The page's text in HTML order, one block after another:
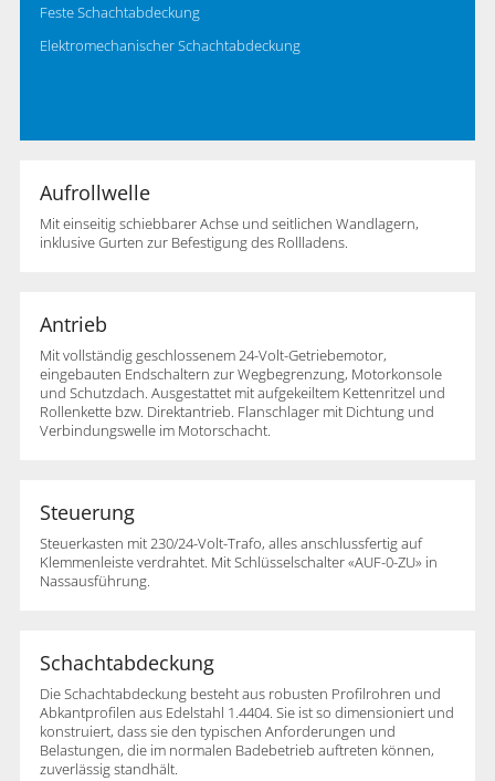
Feste Schachtabdeckung
Elektromechanischer Schachtabdeckung
Aufrollwelle
Mit einseitig schiebbarer Achse und seitlichen Wandlagern,
inklusive Gurten zur Befestigung des Rollladens.
Antrieb
Mit vollständig geschlossenem 24-Volt-Getriebemotor,
eingebauten Endschaltern zur Wegbegrenzung, Motorkonsole
und Schutzdach. Ausgestattet mit aufgekeiltem Kettenritzel und
Rollenkette bzw. Direktantrieb. Flanschlager mit Dichtung und
Verbindungswelle im Motorschacht.
Steuerung
Steuerkasten mit 230/24-Volt-Trafo, alles anschlussfertig auf
Klemmenleiste verdrahtet. Mit Schlüsselschalter «AUF-0-ZU» in
Nassausführung.
Schachtabdeckung
Die Schachtabdeckung besteht aus robusten Profilrohren und
Abkantprofilen aus Edelstahl 1.4404. Sie ist so dimensioniert und
konstruiert, dass sie den typischen Anforderungen und
Belastungen, die im normalen Badebetrieb auftreten können,
zuverlässig standhält.